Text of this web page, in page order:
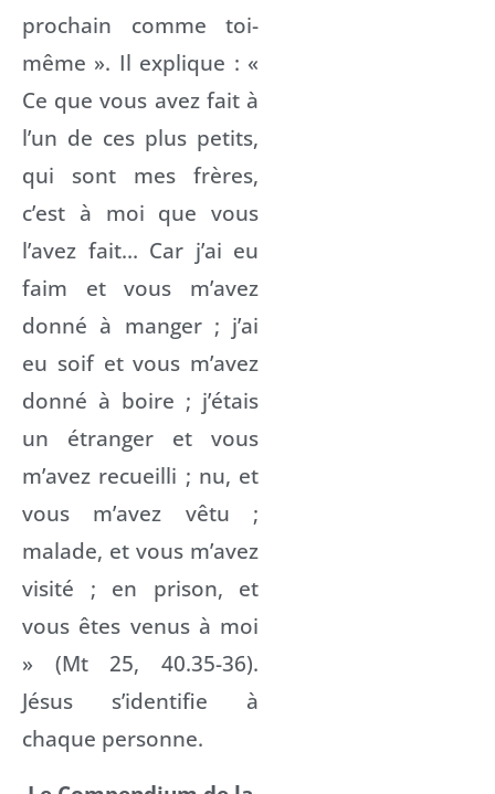
prochain comme toi-
même ». Il explique : «
Ce que vous avez fait à
l’un de ces plus petits,
qui sont mes frères,
c’est à moi que vous
l’avez fait… Car j’ai eu
faim et vous m’avez
donné à manger ; j’ai
eu soif et vous m’avez
donné à boire ; j’étais
un étranger et vous
m’avez recueilli ; nu, et
vous m’avez vêtu ;
malade, et vous m’avez
visité ; en prison, et
vous êtes venus à moi
» (Mt 25, 40.35-36).
Jésus s’identifie à
chaque personne.